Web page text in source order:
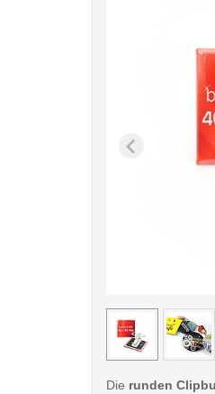
< /picture>
Die runden